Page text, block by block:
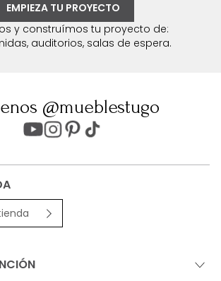
EMPIEZA TU PROYECTO
y construímos tu proyecto de:
auditorios, salas de espera.
@mueblestugo